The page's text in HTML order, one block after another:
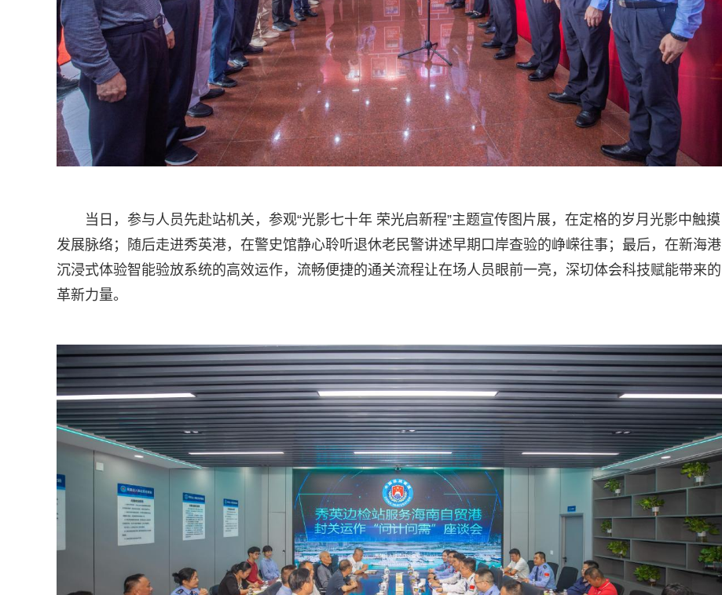
当日，参与人员先赴站机关，参观“光影七十年 荣光启新程”主题宣传图片展，在定格的岁月光影中触摸
发展脉络；随后走进秀英港，在警史馆静心聆听退休老民警讲述早期口岸查验的峥嵘往事；最后，在新海港
沉浸式体验智能验放系统的高效运作，流畅便捷的通关流程让在场人员眼前一亮，深切体会科技赋能带来的
革新力量。